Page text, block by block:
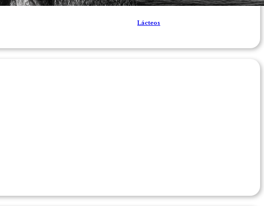
Lácteos